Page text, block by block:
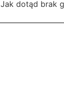
Jak dotąd brak